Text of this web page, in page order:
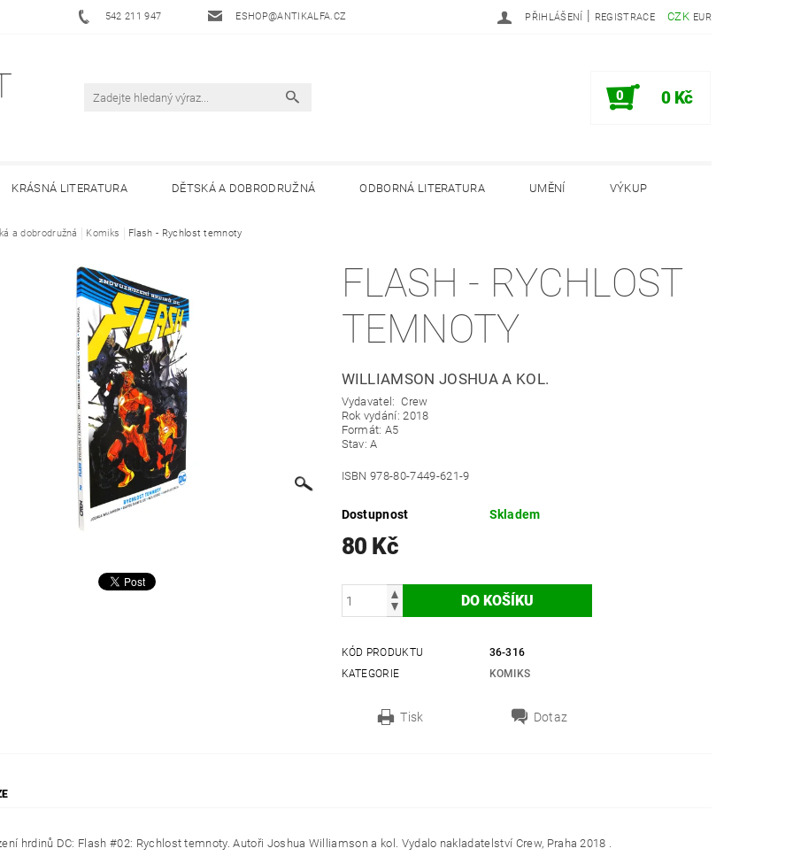
542 211 947 ESHOP@ANTIKALFA.CZ CZK EUR
PŘIHLÁŠENÍ | REGISTRACE
0 0 Kč
KRÁSNÁ LITERATURA DĚTSKÁ A DOBRODRUŽNÁ ODBORNÁ LITERATURA UMĚNÍ VÝKUP
ANTIKVARIÁTU ALFA HODNOCENÍ OBCHODU
a dobrodružná Komiks Flash - Rychlost temnoty
FLASH - RYCHLOST
TEMNOTY
WILLIAMSON JOSHUA A KOL.
Vydavatel: Crew
Rok vydání: 2018
Formát: A5
Stav: A
ISBN 978-80-7449-621-9
Dostupnost Skladem
80 Kč
KÓD PRODUKTU
36-316
KATEGORIE
KOMIKS
Tisk Dotaz
hrdinů DC: Flash #02: Rychlost temnoty. Autoři Joshua Williamson a kol. Vydalo nakladatelství Crew, Praha 2018 .